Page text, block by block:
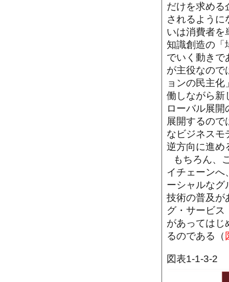
だけを求める
されるように
いは消費者を
知識創造の「
でいく動きで
が主役なので
ョンの民主
働しながら新
ローバル展
展開するので
なビジネスモ
逆方向に進め
もちろん、
イチェーンへ
ーシャルなグ
技術の普及が
グ・サービス
があってはじ
るのである（
図表1-1-3-2